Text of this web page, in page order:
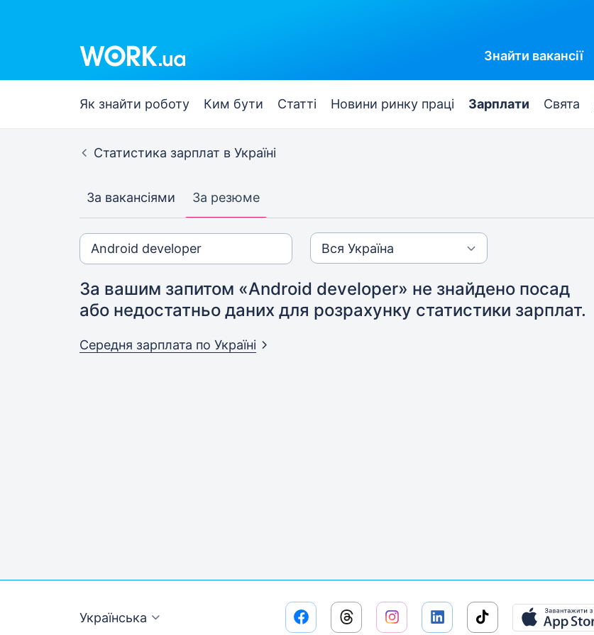
Знайти вакансії
Як знайти роботу Ким бути Статті Новини ринку праці Зарплати Свята
Статистика зарплат в Україні
За вакансіями За резюме
За вашим запитом «Android developer» не знайдено посад
або недостатньо даних для розрахунку статистики зарплат.
Середня зарплата по Україні
Українська